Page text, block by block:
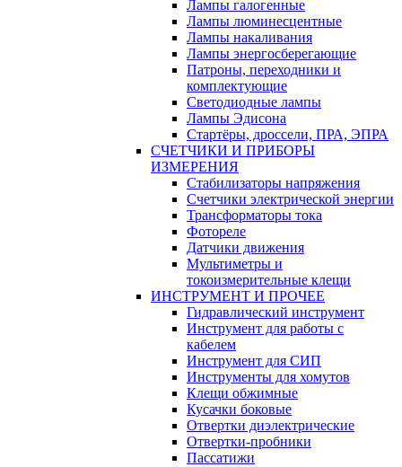
Лампы галогенные
Лампы люминесцентные
Лампы накаливания
Лампы энергосберегающие
Патроны, переходники и
комплектующие
Светодиодные лампы
Лампы Эдисона
Стартёры, дроссели, ПРА, ЭПРА
СЧЕТЧИКИ И ПРИБОРЫ
ИЗМЕРЕНИЯ
Стабилизаторы напряжения
Счетчики электрической энергии
Трансформаторы тока
Фотореле
Датчики движения
Мультиметры и
токоизмерительные клещи
ИНСТРУМЕНТ И ПРОЧЕЕ
Гидравлический инструмент
Инструмент для работы с
кабелем
Инструмент для СИП
Инструменты для хомутов
Клещи обжимные
Кусачки боковые
Отвертки диэлектрические
Отвертки-пробники
Пассатижи